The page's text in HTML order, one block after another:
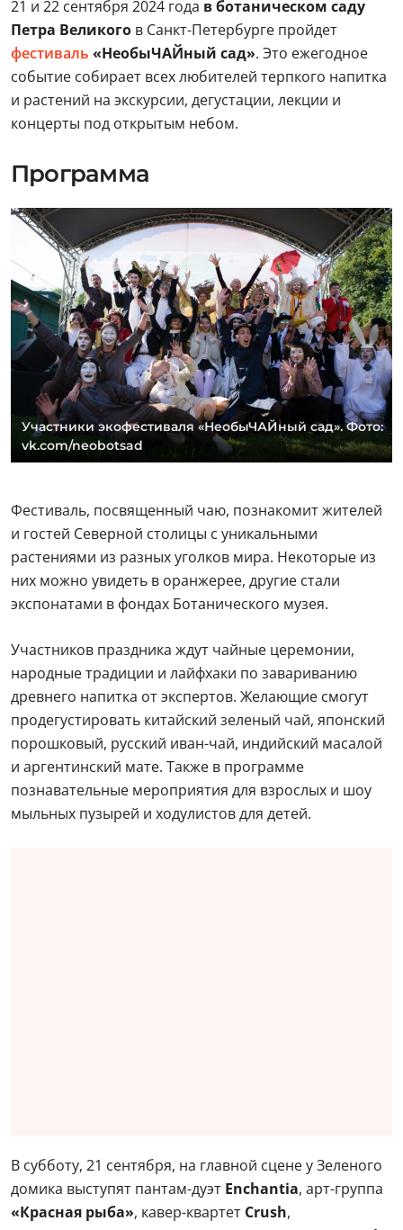
21 и 22 сентября 2024 года в ботаническом саду
Петра Великого в Санкт-Петербурге пройдет
фестиваль «НеобыЧАЙный сад». Это ежегодное
событие собирает всех любителей терпкого напитка
и растений на экскурсии, дегустации, лекции и
концерты под открытым небом.
Программа
Участники экофестиваля «НеобыЧАЙный сад». Фото:
vk.com/neobotsad
Фестиваль, посвященный чаю, познакомит жителей
и гостей Северной столицы с уникальными
растениями из разных уголков мира. Некоторые из
них можно увидеть в оранжерее, другие стали
экспонатами в фондах Ботанического музея.
Участников праздника ждут чайные церемонии,
народные традиции и лайфхаки по завариванию
древнего напитка от экспертов. Желающие смогут
продегустировать китайский зеленый чай, японский
порошковый, русский иван-чай, индийский масалой
и аргентинский мате. Также в программе
познавательные мероприятия для взрослых и шоу
мыльных пузырей и ходулистов для детей.
В субботу, 21 сентября, на главной сцене у Зеленого
домика выступят пантам-дуэт Enchantia, арт-группа
«Красная рыба», кавер-квартет Crush,